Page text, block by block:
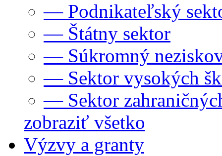
— Podnikateľský
— Štátny sektor
— Súkromný
— Sektor vysokých
— Sektor
zobraziť všetko
Výzvy a granty